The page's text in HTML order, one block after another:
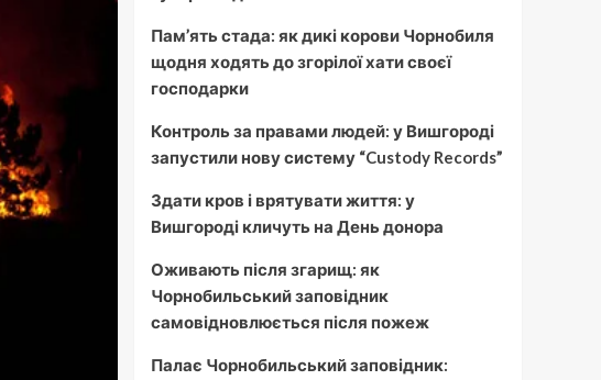
Пам’ять стада: як дикі корови Чорнобиля
щодня ходять до згорілої хати своєї
господарки
Контроль за правами людей: у Вишгороді
запустили нову систему “Custody Records”
Здати кров і врятувати життя: у
Вишгороді кличуть на День донора
Оживають після згарищ: як
Чорнобильський заповідник
самовідновлюється після пожеж
Палає Чорнобильський заповідник: